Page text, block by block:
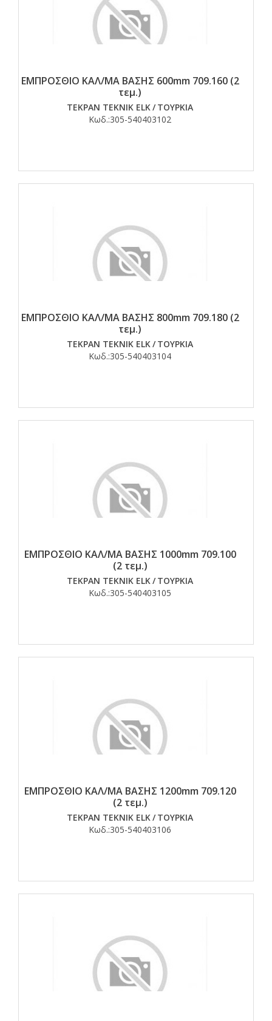
ΕΜΠΡΟΣΘΙΟ ΚΑΛ/ΜΑ ΒΑΣΗΣ 600mm 709.160 (2
τεμ.)
TEKPAN TEKNIK ELK/ ΤΟΥΡΚΙΑ
Κωδ.:305-540403102
ΕΜΠΡΟΣΘΙΟ ΚΑΛ/ΜΑ ΒΑΣΗΣ 800mm 709.180 (2
τεμ.)
TEKPAN TEKNIK ELK/ ΤΟΥΡΚΙΑ
Κωδ.:305-540403104
ΕΜΠΡΟΣΘΙΟ ΚΑΛ/ΜΑ ΒΑΣΗΣ 1000mm 709.100
(2 τεμ.)
TEKPAN TEKNIK ELK/ ΤΟΥΡΚΙΑ
Κωδ.:305-540403105
ΕΜΠΡΟΣΘΙΟ ΚΑΛ/ΜΑ ΒΑΣΗΣ 1200mm 709.120
(2 τεμ.)
TEKPAN TEKNIK ELK/ ΤΟΥΡΚΙΑ
Κωδ.:305-540403106